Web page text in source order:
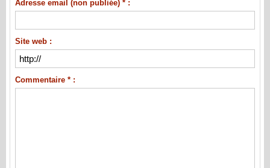
Adresse email (non publiée) * :
Site web :
Commentaire * :